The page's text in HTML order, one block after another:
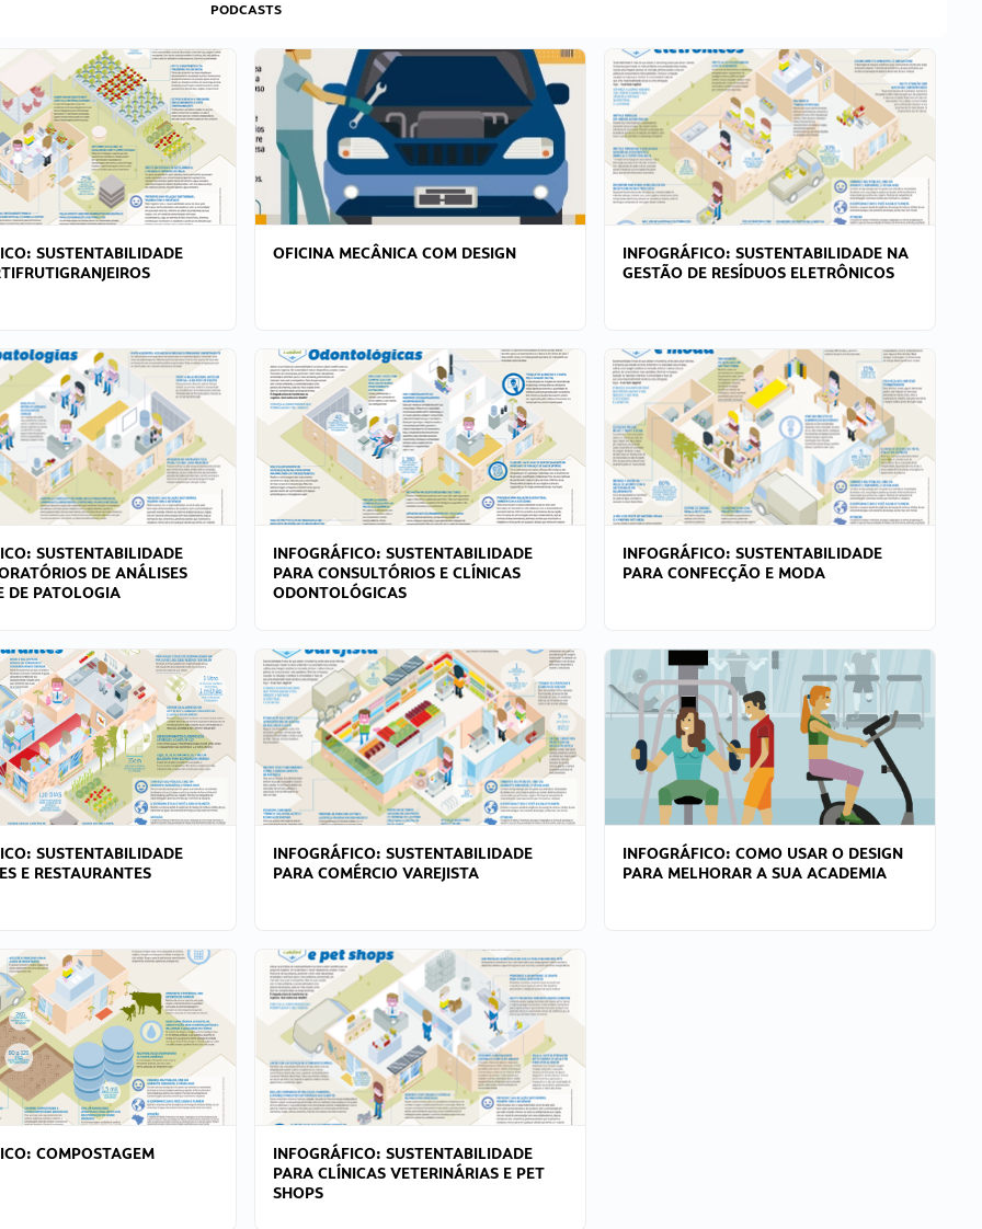
PODCASTS
SUSTENTABILIDADE
OFICINA MECÂNICA COM DESIGN
INFOGRÁFICO: SUSTENTABILIDADE NA
GESTÃO DE RESÍDUOS ELETRÔNICOS
SUSTENTABILIDADE
DE ANÁLISES
DE PATOLOGIA
INFOGRÁFICO: SUSTENTABILIDADE
PARA CONSULTÓRIOS E CLÍNICAS
ODONTOLÓGICAS
INFOGRÁFICO: SUSTENTABILIDADE
PARA CONFECÇÃO E MODA
SUSTENTABILIDADE
E RESTAURANTES
INFOGRÁFICO: SUSTENTABILIDADE
PARA COMÉRCIO VAREJISTA
INFOGRÁFICO: COMO USAR O DESIGN
PARA MELHORAR A SUA ACADEMIA
COMPOSTAGEM
INFOGRÁFICO: SUSTENTABILIDADE
PARA CLÍNICAS VETERINÁRIAS E PET
SHOPS